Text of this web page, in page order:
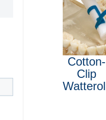
Cotton-
Clip